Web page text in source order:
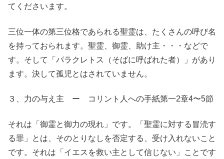
てくださいます。
三位一体の第三位格であられる聖霊は、たくさんの呼び名
を持っておられます。聖霊、御霊、助け主・・・などで
す。そして「パラクレトス（そばに呼ばれた者）」があり
ます。決して孤児とはされていません。
３、力の与え主 ー コリント人への手紙第一2章4〜5節
それは「御霊と御力の現れ」です。「聖霊に対する冒涜す
る罪」とは、そのとりなしを否定する、受け入れないこと
です。それは「イエスを救い主として信じない」ことです